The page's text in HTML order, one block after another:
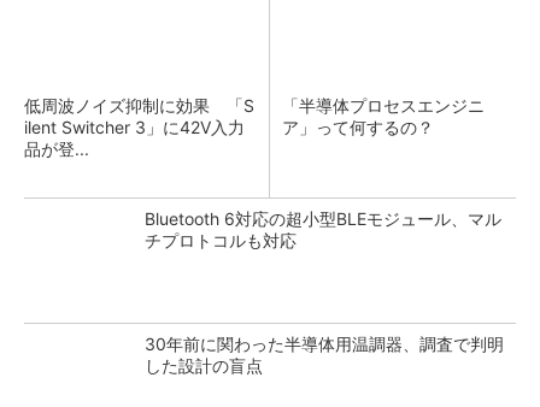
低周波ノイズ抑制に効果 「S
ilent Switcher 3」に42V入力
品が登...
「半導体プロセスエンジニ
ア」って何するの？
Bluetooth 6対応の超小型BLEモジュール、マル
チプロトコルも対応
30年前に関わった半導体用温調器、調査で判明
した設計の盲点